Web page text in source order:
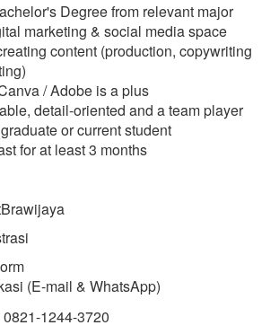
Degree from relevant major
marketing & social media space
content (production, copywriting
/ Adobe is a plus
detail-oriented and a team player
or current student
for at least 3 months
(E-mail & WhatsApp)
1244-3720